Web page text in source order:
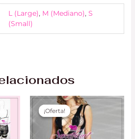
L (Large), M (Mediano),S
(Small)
¡Oferta!
¡Oferta!
El
precio
original
era:
S/ 70.00.
El
precio
actual
es:
S/ 57.00.